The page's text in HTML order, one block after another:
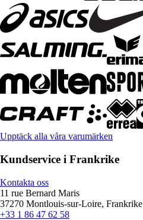
Upptäck alla våra varumärken
Kundservice i Frankrike
Kontakta oss
11 rue Bernard Maris
37270 Montlouis-sur-Loire, Frankrike
+33 1 86 47 62 58